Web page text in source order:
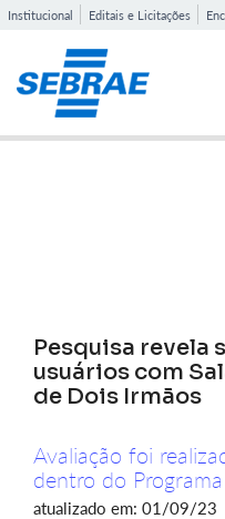
Institucional Editais e Licitações
Pesquisa revela
usuários com
de Dois Irmãos
Avaliação foi
dentro do
atualizado em: 01/09/23